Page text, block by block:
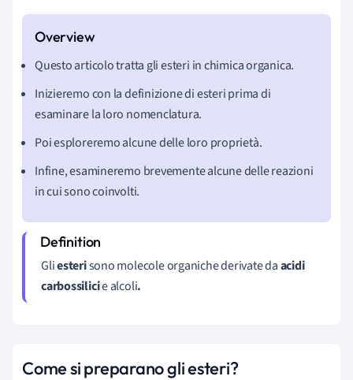
Questo articolo tratta gli esteri inchimica organica.
Inizieremo con la definizione di esteri prima di
esaminare la loro nomenclatura.
Poi esploreremo alcune delle loro proprietà.
Infine, esamineremo brevemente alcune delle reazioni
in cui sono coinvolti.
Gliesterisono molecole organiche derivate daacidi
carbossilicie alcoli.
Come si preparano gli esteri?